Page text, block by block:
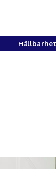
Hållbarhet